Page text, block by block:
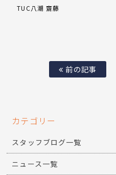
TUC八潮 齋藤
前の記事
カテゴリー
スタッフブログ一覧
ニュース一覧